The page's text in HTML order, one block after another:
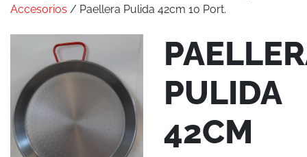
Accesorios / Paellera Pulida 42cm 10 Port.
PULIDA
42CM